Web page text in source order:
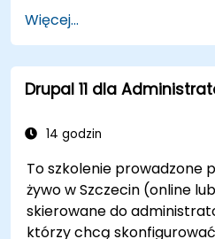
celu poprawy pozycji
Zarządzać rolami i
użytkowników w celu
CMS.
multimedialne (obrazy,
Rozwiązywać
rozumieć praktyki
Wykorzystywać
Więcej...
Drupal 11 dla
14 godzin
To szkolenie prowadzone
żywo w Szczecin (online
skierowane do
którzy chcą